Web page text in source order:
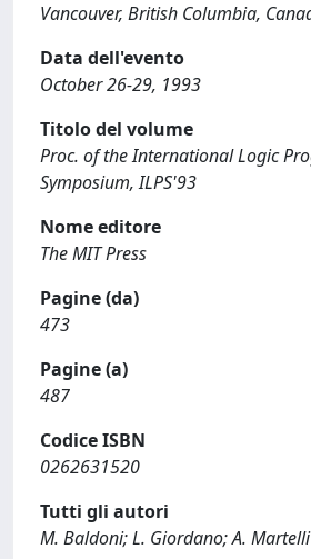
Vancouver, British Columbia,
Data dell'evento
October 26-29, 1993
Titolo del volume
Proc. of the International Logic
Symposium, ILPS'93
Nome editore
The MIT Press
Pagine (da)
473
Pagine (a)
487
Codice ISBN
0262631520
Tutti gli autori
M. Baldoni; L. Giordano; A. Martelli